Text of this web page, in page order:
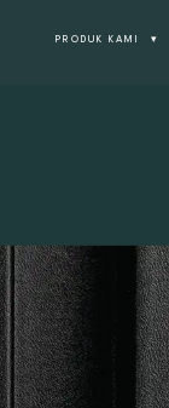
PRODUK KAMI ▾